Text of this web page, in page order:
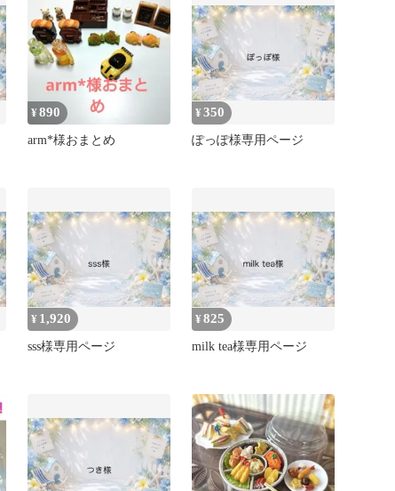
¥890
arm*様おまとめ
¥350
ぽっぽ様専用ページ
¥ 1,920
sss様専用ページ
¥825
milk tea様専用ページ